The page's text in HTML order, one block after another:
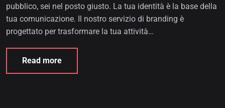
pubblico, sei nel posto giusto. La tua identità è la base della
tua comunicazione. Il nostro servizio di branding è
progettato per trasformare la tua attività…
Read more